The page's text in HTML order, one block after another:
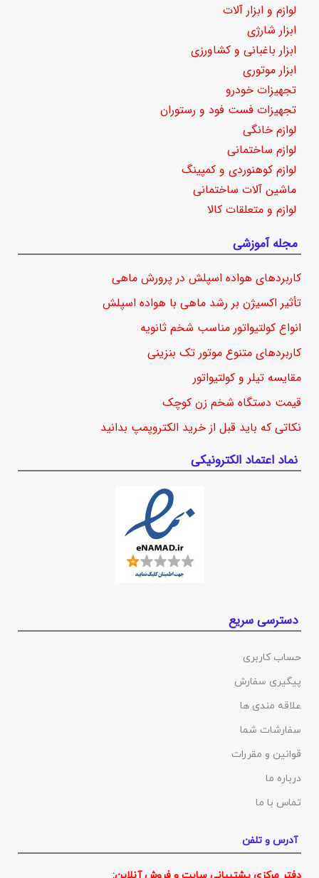
لوازم و ابزار آلات
ابزار شارژی
ابزار باغبانی و کشاورزی
ابزار موتوری
تجهیزات خودرو
تجهیزات فست فود و رستوران
لوازم خانگی
لوازم ساختمانی
لوازم کوهنوردی و کمپینگ
ماشین آلات ساختمانی
لوازم و متعلقات کالا
مجله آموزشی
کاربردهای هواده اسپلش در پرورش ماهی
تأثیر اکسیژن بر رشد ماهی با هواده اسپلش
انواع کولتیواتور مناسب شخم ثانویه
کاربردهای متنوع موتور تک بنزینی
مقایسه تیلر و کولتیواتور
قیمت دستگاه شخم زن کوچک
نکاتی که باید قبل از خرید الکتروپمپ بدانید
نماد اعتماد الکترونیکی
دسترسی سریع
حساب کاربری
پیگیری سفارش
علاقه مندی ها
سفارشات شما
قوانین و مقررات
درباره ما
تماس با ما
آدرس و تلفن